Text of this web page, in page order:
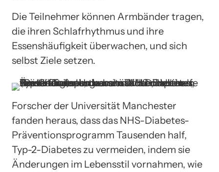
Die Teilnehmer können Armbänder tragen,
die ihren Schlafrhythmus und ihre
Essenshäufigkeit überwachen, und sich
selbst Ziele setzen.
Forscher der Universität Manchester
fanden heraus, dass das NHS-Diabetes-
Präventionsprogramm Tausenden half,
Typ-2-Diabetes zu vermeiden, indem sie
Änderungen im Lebensstil vornahmen, wie